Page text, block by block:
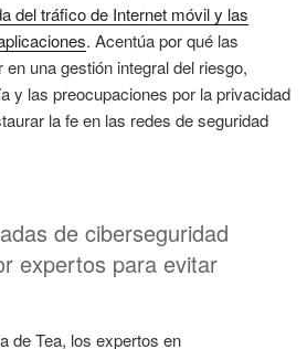
del tráfico de Internet móvil y las
. Acentúa por qué las
una gestión integral del riesgo,
y las preocupaciones por la privacidad
la fe en las redes de seguridad
de ciberseguridad
expertos para evitar
de Tea, los expertos en